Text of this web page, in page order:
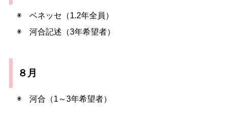
◉ ベネッセ（1.2年全員）
◉ 河合記述（3年希望者）
８月
◉ 河合（1～3年希望者）